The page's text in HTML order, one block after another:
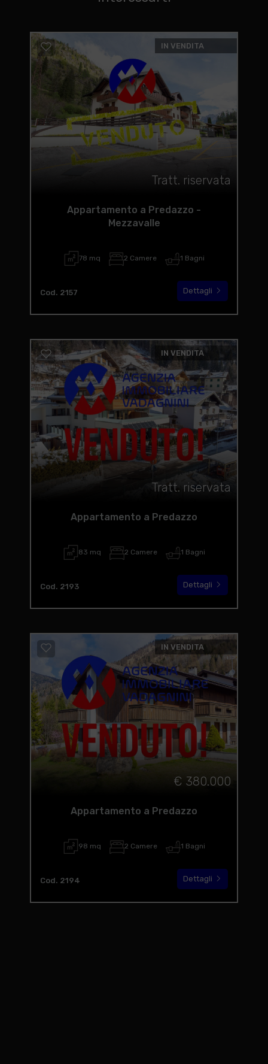
IN VENDITA
Tratt. riservata
Appartamento a Predazzo -
Mezzavalle
78 mq 2 Camere 1 Bagni
Cod. 2157 Dettagli
IN VENDITA
Tratt. riservata
Appartamento a Predazzo
83 mq 2 Camere 1 Bagni
Cod. 2193 Dettagli
IN VENDITA
€ 380.000
Appartamento a Predazzo
98 mq 2 Camere 1 Bagni
Cod. 2194 Dettagli